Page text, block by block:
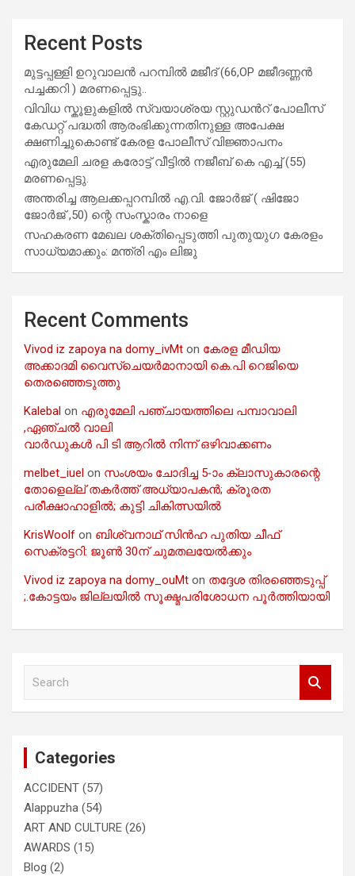
Recent Posts
മുട്ടപ്പള്ളി ഉറുവാലൻ പറമ്പിൽ മജീദ് (66,OP മജീദണ്ണൻ
പച്ചക്കറി ) മരണപ്പെട്ടു..
വിവിധ സ്കൂളുകളില്‍ സ്വയാശ്രയ സ്റ്റുഡന്‍റ് പോലീസ്
കേഡറ്റ് പദ്ധതി ആരംഭിക്കുന്നതിനുള്ള അപേക്ഷ
ക്ഷണിച്ചുകൊണ്ട് കേരള പോലീസ് വിജ്ഞാപനം
എരുമേലി ചരള കരോട്ട് വീട്ടിൽ നജീബ് കെ എച്ച് (55)
മരണപ്പെട്ടു.
അന്തരിച്ച ആ​ല​ക്ക​പ്പ​റമ്പിൽ​ എ.​വി. ജോ​ർ​ജ് ( ഷിജോ
ജോർജ് ,50) ന്റെ സംസ്കാരം നാളെ
സഹകരണ മേഖല ശക്തിപ്പെടുത്തി പുതുയുഗ കേരളം
സാധ്യമാക്കും: മന്ത്രി എം ലിജു
Recent Comments
Vivod iz zapoya na domy_ivMt on കേരള മീഡിയ
അക്കാദമി വൈസ്ചെയർമാനായി കെ.പി റെജിയെ
തെരഞ്ഞെടുത്തു
Kalebal on എരുമേലി പഞ്ചായത്തിലെ പമ്പാവാലി
,ഏഞ്ചൽ വാലി
വാർഡുകൾ പി ടി ആറിൽ നിന്ന് ഒഴിവാക്കണം
melbet_iuel on സംശയം ചോദിച്ച 5-ാം ക്ലാസുകാരന്റെ
തോളെല്ല് തകർത്ത് അധ്യാപകൻ; ക്രൂരത
പരീക്ഷാഹാളിൽ; കുട്ടി ചികിത്സയിൽ
KrisWoolf on ബിശ്വനാഥ് സിൻഹ പുതിയ ചീഫ്
സെക്രട്ടറി: ജൂൺ 30ന് ചുമതലയേൽക്കും
Vivod iz zapoya na domy_ouMt on തദ്ദേശ തിരഞ്ഞെടുപ്പ്
;.കോട്ടയം ജില്ലയിൽ സൂക്ഷ്മപരിശോധന പൂർത്തിയായി
Categories
ACCIDENT (57)
Alappuzha (54)
ART AND CULTURE (26)
AWARDS (15)
Blog (2)